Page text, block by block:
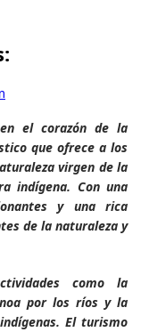
el corazón de la
que ofrece a los
virgen de la
indígena. Con una
y una rica
de la naturaleza y
como la
por los ríos y la
El turismo